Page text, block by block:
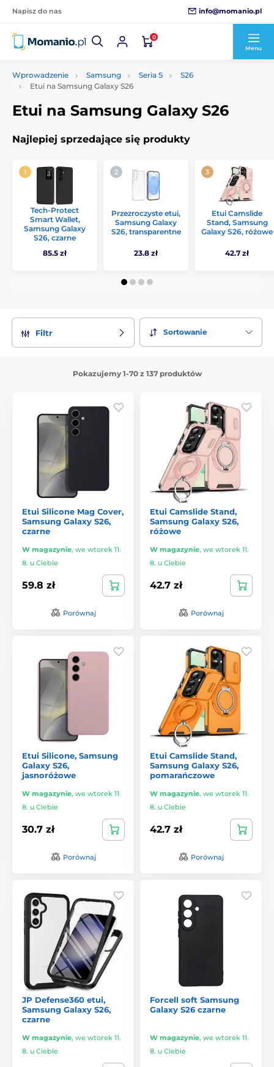
Napisz do nas info@momanio.pl
0
Menu
Wprowadzenie Samsung Seria S
S26
Etui na Samsung Galaxy S26
Etui na Samsung Galaxy S26
Najlepiej sprzedające się produkty
Tech-Protect
Smart Wallet,
Samsung Galaxy
S26, czarne
85.5 zł
Przezroczyste etui,
Samsung Galaxy
S26, transparentne
23.8 zł
Etui Camslide
Stand, Samsung
Galaxy S26, różowe
42.7 zł
Filtr Sortowanie
Pokazujemy 1-70 z 137 produktów
Etui Silicone Mag Cover,
Samsung Galaxy S26,
czarne
W magazynie, we wtorek 11.
8. u Ciebie
59.8 zł
Porównaj
Etui Camslide Stand,
Samsung Galaxy S26,
różowe
W magazynie, we wtorek 11.
8. u Ciebie
42.7 zł
Porównaj
Etui Silicone, Samsung
Galaxy S26,
jasnoróżowe
W magazynie, we wtorek 11.
8. u Ciebie
30.7 zł
Porównaj
Etui Camslide Stand,
Samsung Galaxy S26,
pomarańczowe
W magazynie, we wtorek 11.
8. u Ciebie
42.7 zł
Porównaj
JP Defense360 etui,
Samsung Galaxy S26,
czarne
W magazynie, we wtorek 11.
8. u Ciebie
Forcell soft Samsung
Galaxy S26 czarne
W magazynie, we wtorek 11.
8. u Ciebie